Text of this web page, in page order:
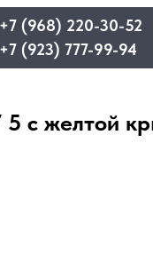
52
94 Заказать
с желтой